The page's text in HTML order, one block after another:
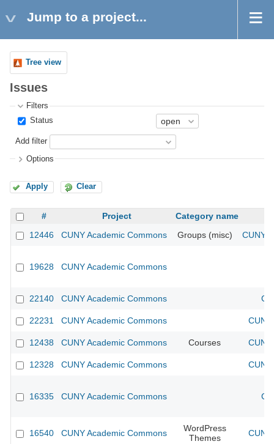
Jump to a project...
Tree view
Issues
Filters
Status
Add filter
Options
Apply Clear
# Project
Category name
12446
CUNY Academic Commons Groups (misc) CUNY
19628 CUNY Academic Commons
22140 CUNY Academic Commons
22231 CUNY Academic Commons
12438 CUNY Academic Commons Courses
12328 CUNY Academic Commons
16335 CUNY Academic Commons
16540 CUNY Academic Commons
WordPress
Themes